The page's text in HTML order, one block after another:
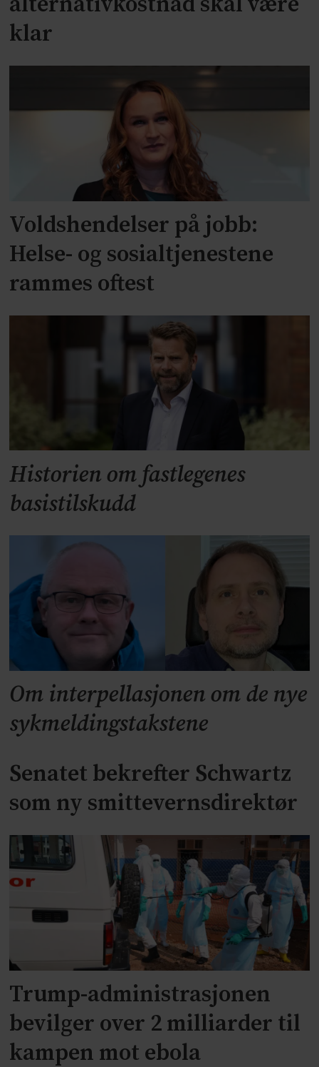
klar
Voldshendelser på jobb:
Helse- og sosialtjenestene
rammes oftest
Historien om fastlegenes
basistilskudd
Om interpellasjonen om de nye
sykmeldingstakstene
Senatet bekrefter Schwartz
som ny smittevernsdirektør
Trump-administrasjonen
bevilger over 2 milliarder til
kampen mot ebola